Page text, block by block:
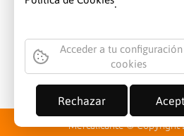
Environmental
COMPANY
Mercalicante © Copyright
.
Acceder a tu
cookies
Rechazar